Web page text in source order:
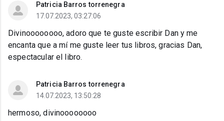
Patricia Barros torrenegra
17.07.2023, 03:27:06
Divinoooooooo, adoro que te guste escribir Dan y me
encanta que a mí me guste leer tus libros, gracias Dan,
espectacular el libro.
Patricia Barros torrenegra
14.07.2023, 13:50:28
hermoso, divinoooooooo